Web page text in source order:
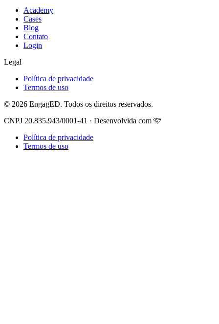
Academy
Cases
Blog
Contato
Login
Legal
Política de privacidade
Termos de uso
© 2026 EngagED. Todos os direitos reservados.
CNPJ 20.835.943/0001-41 · Desenvolvida com 🩷
Política de privacidade
Termos de uso